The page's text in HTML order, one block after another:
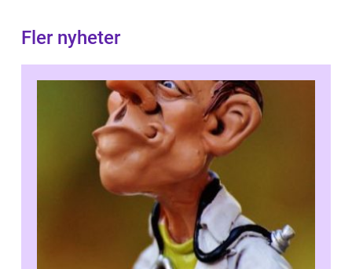
Fler nyheter